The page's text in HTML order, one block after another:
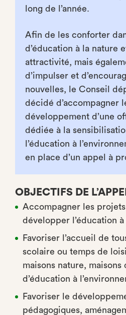
long de l’année.
Afin de les conforter
d’éducation à la nature
attractivité, mais
d’impulser et
nouvelles, le Conseil
décidé d’accompagner
développement d’une
dédiée à la
l’éducation à
en place d’un appel à
OBJECTIFS DE
Accompagner les
développer l’éducation
Favoriser l’accueil de
scolaire ou temps de
maisons nature,
d’éducation à
Favoriser le
pédagogiques,